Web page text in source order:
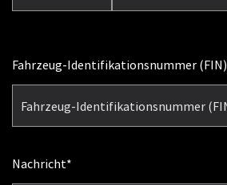
Fahrzeug-Identifikationsnummer (FIN)
Nachricht